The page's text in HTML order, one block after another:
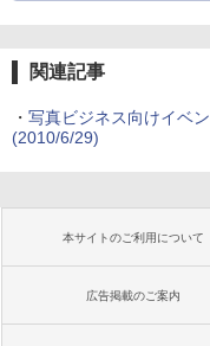
関連記事
・ 写真ビジネス向けイベ
(2010/6/29)
本サイトのご利用について
広告掲載のご案内